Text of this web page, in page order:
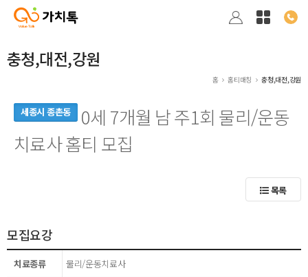
충청,대전,강원
홈 홈티매칭 충청,대전,강원
세종시 종촌동
0세 7개월 남 주1회 물리/운동
치료사 홈티 모집
목록
모집요강
치료종류 물리/운동치료사